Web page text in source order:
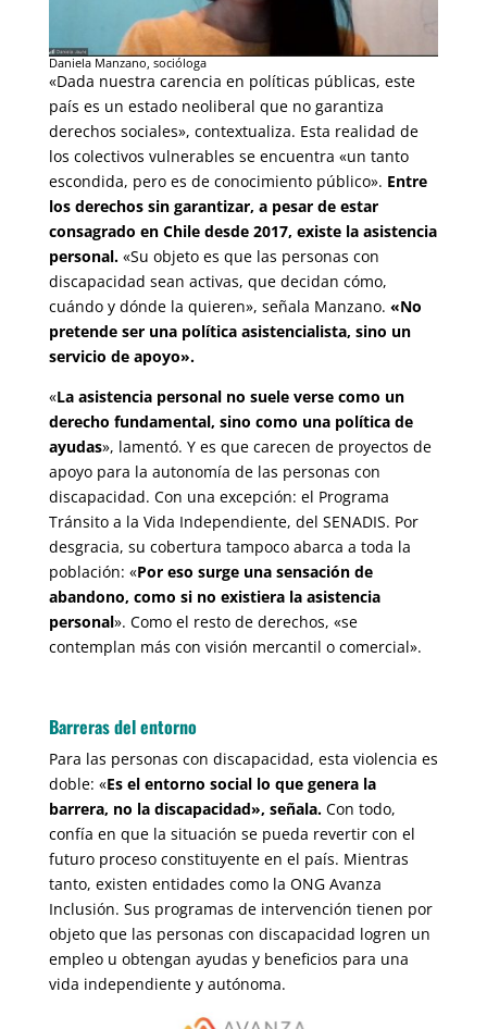
Daniela Manzano, socióloga
«Dada nuestra carencia en políticas públicas, este
país es un estado neoliberal que no garantiza
derechos sociales», contextualiza. Esta realidad de
los colectivos vulnerables se encuentra «un tanto
escondida, pero es de conocimiento público». Entre
los derechos sin garantizar, a pesar de estar
consagrado en Chile desde 2017, existe la asistencia
personal.«Su objeto es que las personas con
discapacidad sean activas, que decidan cómo,
cuándo y dónde la quieren», señala Manzano. «No
pretende ser una política asistencialista, sino un
servicio de apoyo».
«La asistencia personal no suele verse como un
derecho fundamental, sino como una política de
ayudas», lamentó. Y es que carecen de proyectos de
apoyo para la autonomía de las personas con
discapacidad. Con una excepción: el Programa
Tránsito a la Vida Independiente, del SENADIS. Por
desgracia, su cobertura tampoco abarca a toda la
población: «Por eso surge una sensación de
abandono, como si no existiera la asistencia
personal». Como el resto de derechos, «se
contemplan más con visión mercantil o comercial».
Barreras del entorno
Para las personas con discapacidad, esta violencia es
doble: «Es el entorno social lo que genera la
barrera, no la discapacidad», señala. Con todo,
confía en que la situación se pueda revertir con el
futuro proceso constituyente en el país. Mientras
tanto, existen entidades como la ONG Avanza
Inclusión. Sus programas de intervención tienen por
objeto que las personas con discapacidad logren un
empleo u obtengan ayudas y beneficios para una
vida independiente y autónoma.